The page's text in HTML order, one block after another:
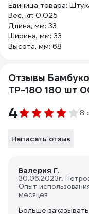
Единица товара:
Вес, кг: 0.025
Длина, мм: 33
Ширина, мм: 33
Высота, мм: 68
Отзывы
TP-180 180 шт
4 8
Написать отзыв
Валерия Г.
30.06.2023г.
Опыт
месяцев
Больше